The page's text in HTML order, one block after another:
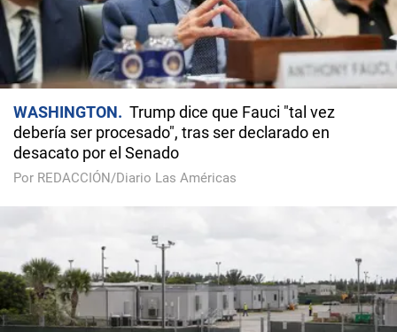
WASHINGTON
Trump dice que Fauci "tal vez
debería ser procesado", tras ser declarado en
desacato por el Senado
Por REDACCIÓN/Diario Las Américas